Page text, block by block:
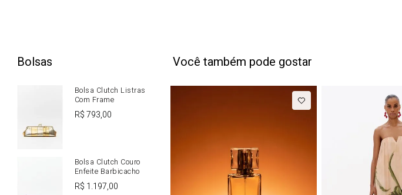
Bolsas
Bolsa Clutch Listras
Com Frame
R$793,00
Bolsa Clutch Couro
Enfeite Barbicacho
R$ 1.197,00
Você também pode gostar